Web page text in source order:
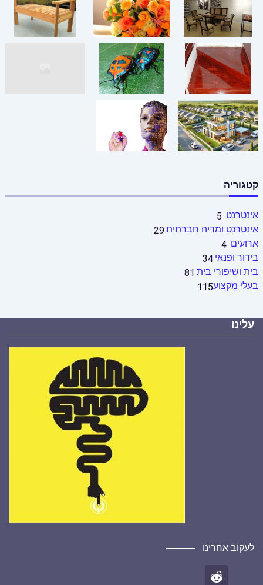
קטגוריה
אינטרנט 5
אינטרנט ומדיה חברתית29
ארועים 4
בידור ופנאי 34
בית ושיפורי בית 81
בעלי מקצוע115
עלינו
לעקוב אחרינו